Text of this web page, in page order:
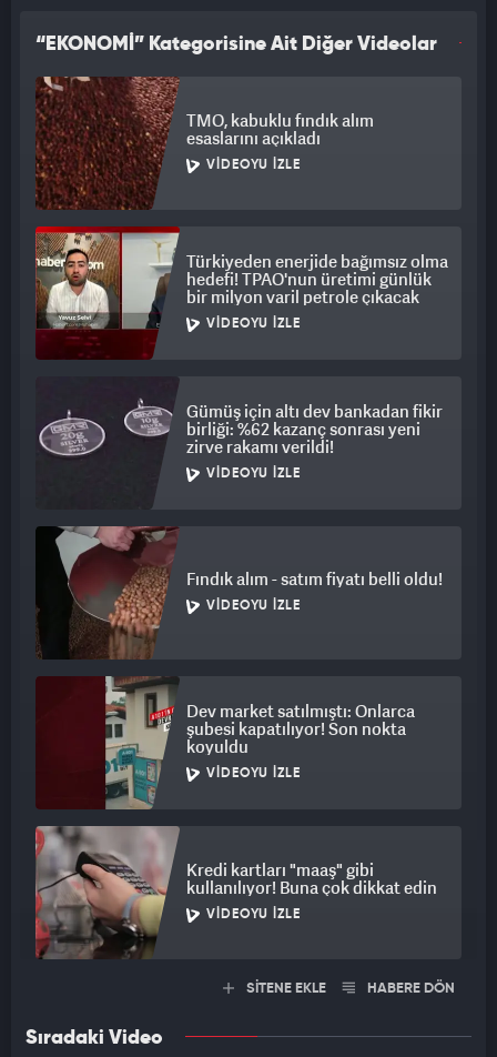
“EKONOMİ” Kategorisine Ait Diğer Videolar
TMO, kabuklu fındık alım
esaslarını açıkladı
VIDEOYU İZLE
Türkiyeden enerjide bağımsız olma
hedefi! TPAO'nun üretimi günlük
bir milyon varil petrole çıkacak
VIDEOYU İZLE
Gümüş için altı dev bankadan fikir
birliği: %62 kazanç sonrası yeni
zirve rakamı verildi!
VIDEOYU İZLE
Fındık alım - satım fiyatı belli oldu!
VIDEOYU İZLE
Dev market satılmıştı: Onlarca
şubesi kapatılıyor! Son nokta
koyuldu
VIDEOYU İZLE
Kredi kartları "maaş" gibi
kullanılıyor! Buna çok dikkat edin
VIDEOYU İZLE
SİTENE EKLE HABERE DÖN
Sıradaki Video